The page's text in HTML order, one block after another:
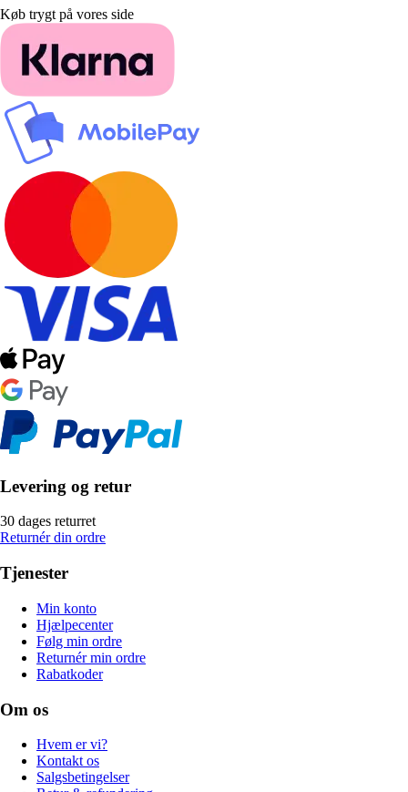
Køb trygt på vores side
Levering og retur
30 dages returret
Returnér din ordre
Tjenester
Min konto
Hjælpecenter
Følg min ordre
Returnér min ordre
Rabatkoder
Om os
Hvem er vi?
Kontakt os
Salgsbetingelser